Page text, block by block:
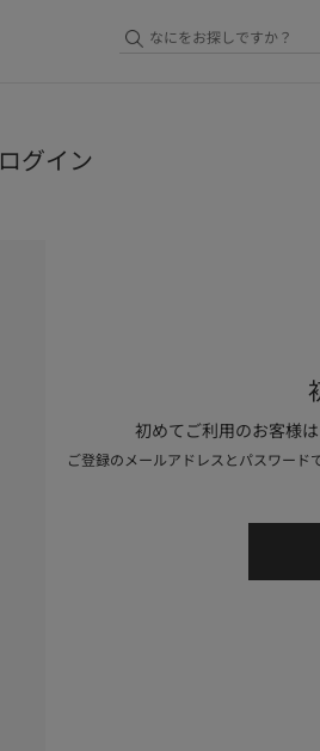
ログイン
初めてご利用のお客様
ご登録のメールアドレスとパスワード